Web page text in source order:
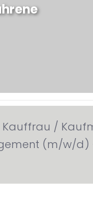
Kauffrau /
(m/w/d)